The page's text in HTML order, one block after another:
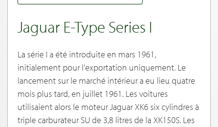
Jaguar E-Type Series I
La série I a été introduite en mars 1961,
initialement pour l'exportation uniquement. Le
lancement sur le marché intérieur a eu lieu quatre
mois plus tard, en juillet 1961. Les voitures
utilisaient alors le moteur Jaguar XK6 six cylindres à
triple carburateur SU de 3,8 litres de la XK150S. Les